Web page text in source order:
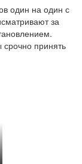
один на один с
за
принять